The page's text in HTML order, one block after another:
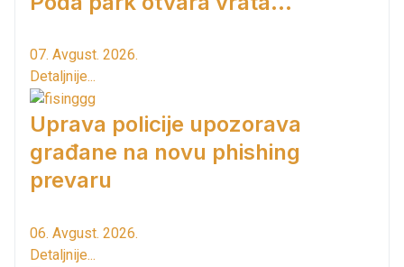
07. Avgust. 2026.
Detaljnije...
Uprava policije upozorava
građane na novu phishing
prevaru
06. Avgust. 2026.
Detaljnije...